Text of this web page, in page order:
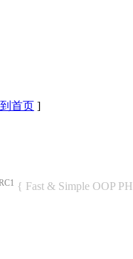
首页 ]
{ Fast & Simple OOP